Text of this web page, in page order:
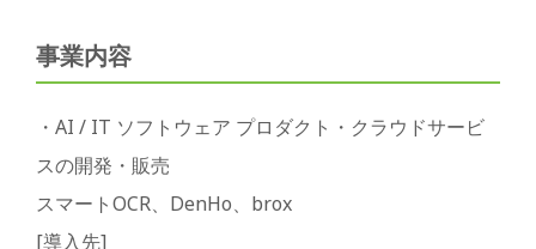
事業内容
・AI / IT ソフトウェア プロダクト・クラウドサービ
スの開発・販売
スマートOCR、DenHo、brox
[導入先]